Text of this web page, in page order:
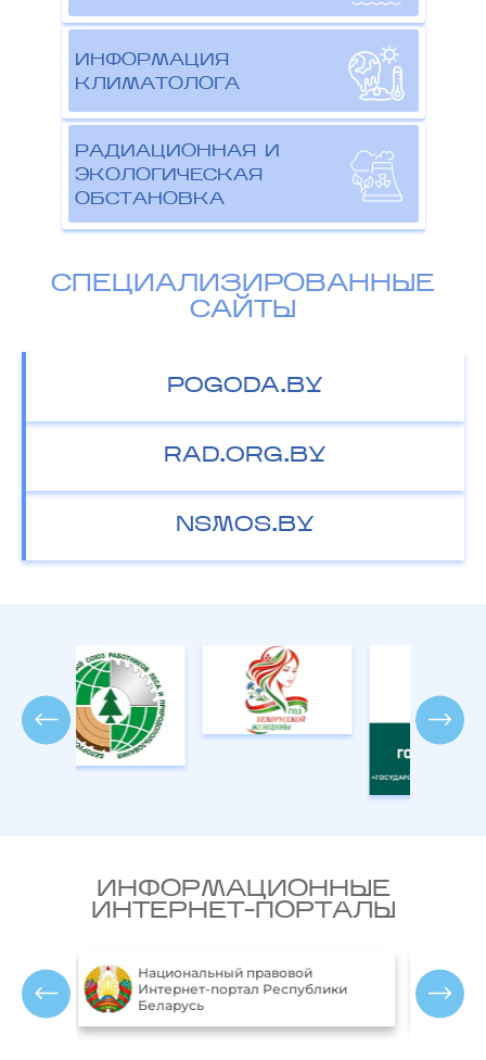
ИНФОРМАЦИЯ
КЛИМАТОЛОГА
РАДИАЦИОННАЯ И
ЭКОЛОГИЧЕСКАЯ
ОБСТАНОВКА
СПЕЦИАЛИЗИРОВАННЫЕ
САЙТЫ
POGODA.BY
RAD.ORG.BY
NSMOS.BY
ИНФОРМАЦИОННЫЕ
ИНТЕРНЕТ-ПОРТАЛЫ
Министерство природных
ресурсов и охраны окружающей
среды Республики Беларусь